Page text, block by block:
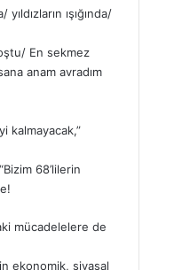
ışığında/
En sekmez
anam avradım
kalmayacak,”
“Bizim 68’lilerin
mücadelelere de
ekonomik, siyasal